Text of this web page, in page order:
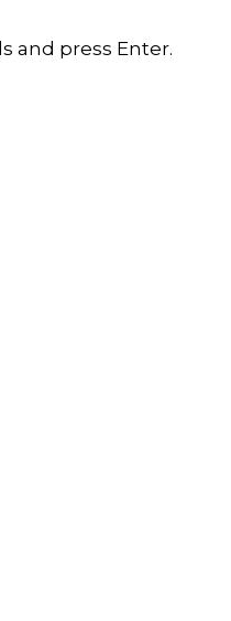
and press Enter.